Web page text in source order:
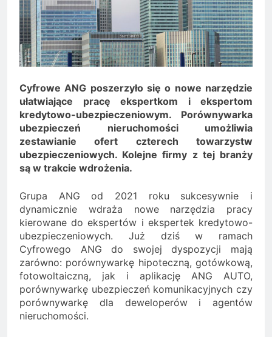
Minolta – kiedy wybrać
kolorowe, a kiedy czarno-
białe?
2 Lata Ago
Na czym polega
rozliczanie podatku?
2 Lata Ago
Cyfrowe ANG poszerzyło się o nowe narzędzie
ułatwiające pracę ekspertkom i ekspertom
kredytowo-ubezpieczeniowym. Porównywarka
ubezpieczeń nieruchomości umożliwia
zestawianie ofert czterech towarzystw
ubezpieczeniowych. Kolejne firmy z tej branży
są w trakcie wdrożenia.
Grupa ANG od 2021 roku sukcesywnie i
dynamicznie wdraża nowe narzędzia pracy
kierowane do ekspertów i ekspertek kredytowo-
ubezpieczeniowych. Już dziś w ramach
Cyfrowego ANG do swojej dyspozycji mają
zarówno: porównywarkę hipoteczną, gotówkową,
fotowoltaiczną, jak i aplikację ANG AUTO,
porównywarkę ubezpieczeń komunikacyjnych czy
porównywarkę dla deweloperów i agentów
nieruchomości.